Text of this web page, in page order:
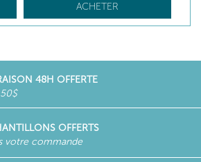
ACHETER
48H OFFERTE
OFFERTS
votre commande